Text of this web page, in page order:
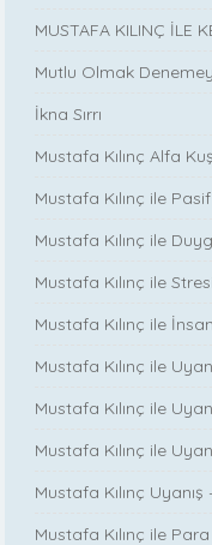
MUSTAFA KILINÇ İLE
Mutlu Olmak
İkna Sırrı
Mustafa Kılınç Alfa
Mustafa Kılınç ile
Mustafa Kılınç ile
Mustafa Kılınç ile
Mustafa Kılınç ile
Mustafa Kılınç ile
Mustafa Kılınç ile
Mustafa Kılınç ile
Mustafa Kılınç Uyanış
Mustafa Kılınç ile Para